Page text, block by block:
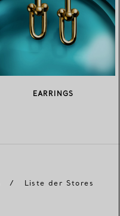
EARRINGS
/ Liste der Stores